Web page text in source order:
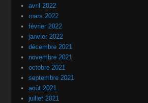
avril 2022
mars 2022
février 2022
janvier 2022
décembre 2021
novembre 2021
octobre 2021
septembre 2021
août 2021
juillet 2021